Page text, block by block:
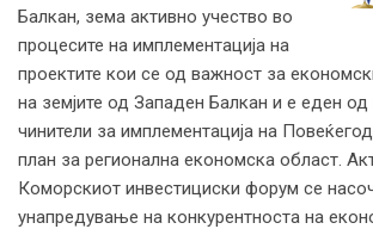
Балкан, зема активно учество во
процесите на имплементација на
проектите кои се од важност за
на земјите од Западен Балкан и е еден од
чинители за имплементација на
план за регионална економска област.
Коморскиот инвестициски форум се
унапредување на конкурентноста на